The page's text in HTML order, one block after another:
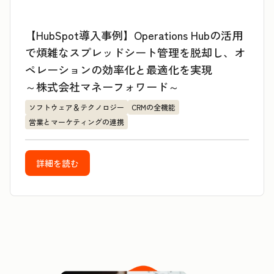
【HubSpot導入事例】Operations Hubの活用
で煩雑なスプレッドシート管理を脱却し、オ
ペレーションの効率化と最適化を実現
～株式会社マネーフォワード～
ソフトウェア＆テクノロジー
CRMの全機能
営業とマーケティングの連携
詳細を読む